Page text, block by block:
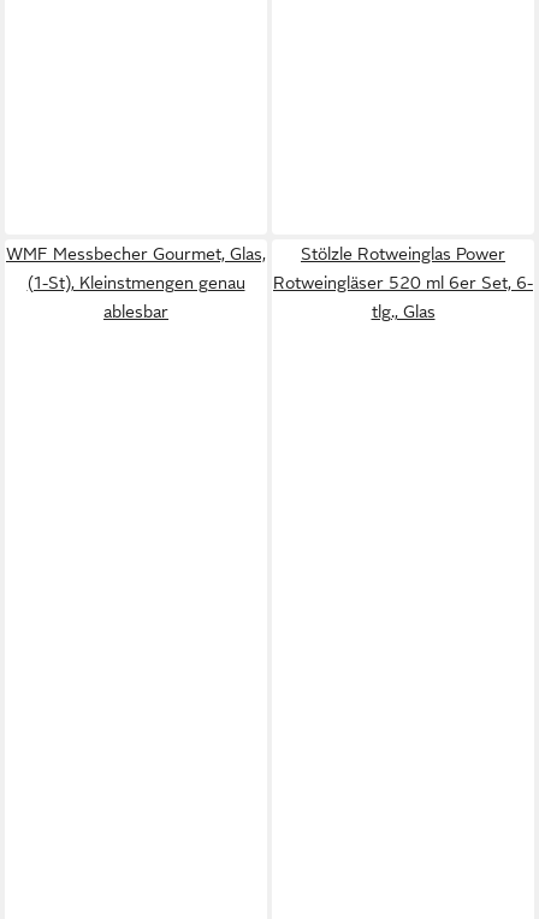
WMF Messbecher Gourmet, Glas,
(1-St), Kleinstmengen genau
ablesbar
Stölzle Rotweinglas Power
Rotweingläser 520 ml 6er Set, 6-
tlg., Glas